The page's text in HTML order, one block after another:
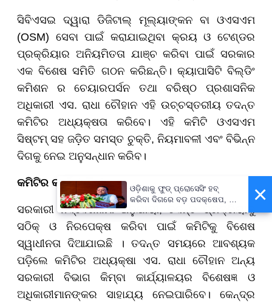
ସିବିଏସଇ ଦ୍ୱାରା ଡିଜିଟାଲ୍ ମୂଲ୍ୟାଙ୍କନ ବା ଓଏସଏମ
(OSM) ସେବା ପାଇଁ କରାଯାଇଥିବା କ୍ରୟ ଓ ଟେଣ୍ଡର
ପ୍ରକ୍ରିୟାର ଅନିୟମିତତା ଯାଞ୍ଚ କରିବା ପାଇଁ ସରକାର
ଏକ ବିଶେଷ ସମିତି ଗଠନ କରିଛନ୍ତି। କ୍ୟାପାସିଟି ବିଲ୍ଡିଂ
କମିଶନ ର ଚେୟାରପର୍ସନ ତଥା ବରିଷ୍ଠ ପ୍ରଶାସନିକ
ଅଧିକାରୀ ଏସ. ରାଧା ଚୌହାନ ଏହି ଉଚ୍ଚସ୍ତରୀୟ ତଦନ୍ତ
କମିଟିର ଅଧ୍ୟକ୍ଷତା କରିବେ। ଏହି କମିଟି ଓଏସଏମ
ସିଷ୍ଟମ୍ ସହ ଜଡ଼ିତ ସମସ୍ତ ଚୁକ୍ତି, ନିୟମାବଳୀ ଏବଂ ବିଭିନ୍ନ
ଦିଗକୁ ନେଇ ଅନୁସନ୍ଧାନ କରିବ।
କମିଟିର କାର୍ଯ୍ୟଶୈଳୀ
ସରକାରୀ ନିର୍ଦ୍ଦେଶନାମା ଅନୁଯାୟୀ, ତଦନ୍ତ ପ୍ରକ୍ରିୟାକୁ
ସଠିକ୍ ଓ ନିରପେକ୍ଷ କରିବା ପାଇଁ କମିଟିକୁ ବିଶେଷ
ସ୍ୱାଧୀନତା ଦିଆଯାଇଛି । ତଦନ୍ତ ସମୟରେ ଆବଶ୍ୟକ
ପଡ଼ିଲେ କମିଟିର ଅଧ୍ୟକ୍ଷା ଏସ. ରାଧା ଚୌହାନ ଅନ୍ୟ
ସରକାରୀ ବିଭାଗ କିମ୍ବା କାର୍ଯ୍ୟାଳୟର ବିଶେଷଜ୍ଞ ଓ
ଅଧିକାରୀମାନଙ୍କର ସାହାଯ୍ୟ ନେଇପାରିବେ। କେନ୍ଦ୍ର
×
ଓଡ଼ିଶାକୁ ଫୁଡ୍ ପ୍ରୋସେସିଂ ହବ୍
କରିବା ଦିଗରେ ବଡ଼ ପଦକ୍ଷେପ, ୪୨
ହଜାରରୁ ଅଧିକ ନିଯୁକ୍ତି ସୁଯୋଗ